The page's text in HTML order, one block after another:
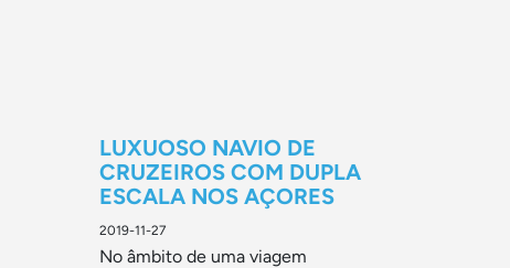
LUXUOSO NAVIO DE
CRUZEIROS COM DUPLA
ESCALA NOS AÇORES
2019-11-27
No âmbito de uma viagem